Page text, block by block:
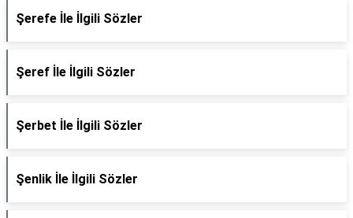
Şerefe İle İlgili Sözler
Şeref İle İlgili Sözler
Şerbet İle İlgili Sözler
Şenlik İle İlgili Sözler